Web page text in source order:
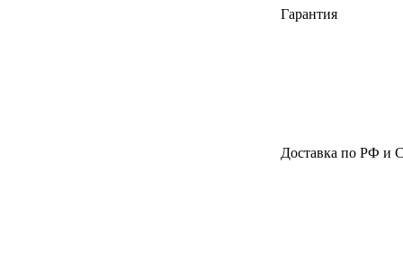
Гарантия
Доставка по РФ и